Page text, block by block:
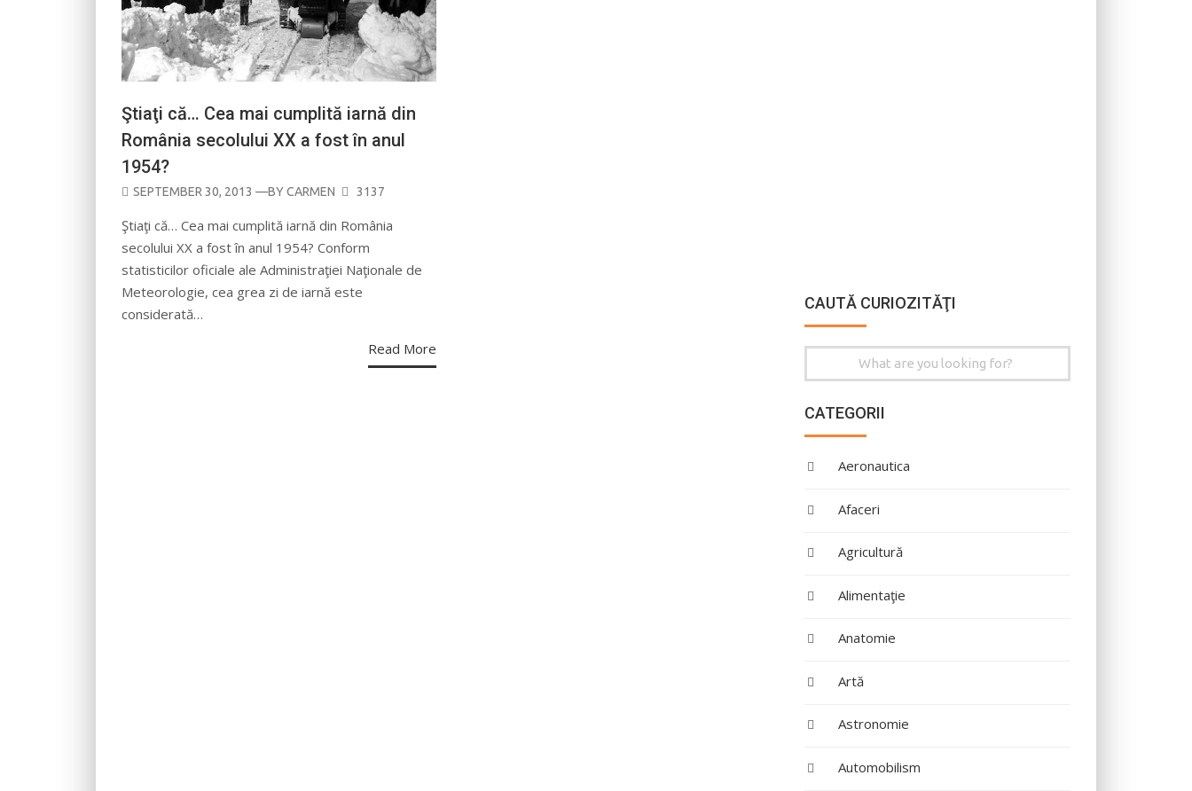
Ştiaţi că… Cea mai cumplită iarnă din
România secolului XX a fost în anul
1954?
POSTED
SEPTEMBER 30, 2013 —BYCARMEN 3137
Ştiaţi că… Cea mai cumplită iarnă din România
secolului XX a fost în anul 1954? Conform
statisticilor oficiale ale Administraţiei Naţionale de
Meteorologie, cea grea zi de iarnă este
considerată…
Read More
CAUTĂ CURIOZITĂŢI
Search
CATEGORII
Aeronautica
Afaceri
Agricultură
Alimentaţie
Anatomie
Artă
Astronomie
Automobilism